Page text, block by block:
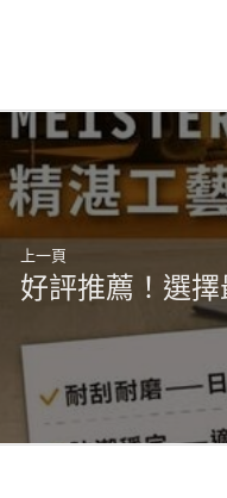
上一頁
好評推薦！選